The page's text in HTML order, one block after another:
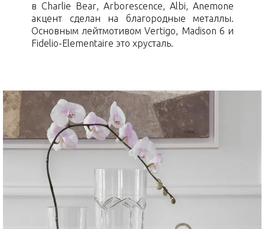
в Charlie Bear, Arborescence, Albi, Anemone
акцент сделан на благородные металлы.
Основным лейтмотивом Vertigo, Madison 6 и
Fidelio-Elementaire это хрусталь.